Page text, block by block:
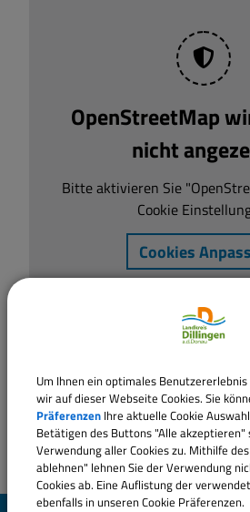
OpenStreetMap
nicht
Bitte aktivieren Sie
Cookie
Cookies
Um Ihnen ein optimales
wir auf dieser Webseite Cookies. Sie
Präferenzen Ihre aktuelle Cookie
Betätigen des Buttons "Alle akzeptieren"
Verwendung aller Cookies zu. Mithilfe
ablehnen" lehnen Sie der Verwendung
Cookies ab. Eine Auflistung der
ebenfalls in unseren Cookie Präferenzen.